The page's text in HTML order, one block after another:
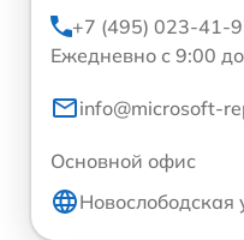
+7 (495) 023-41-
Ежедневно с 9:00
info@microsoft-
Основной офис
Новослободская